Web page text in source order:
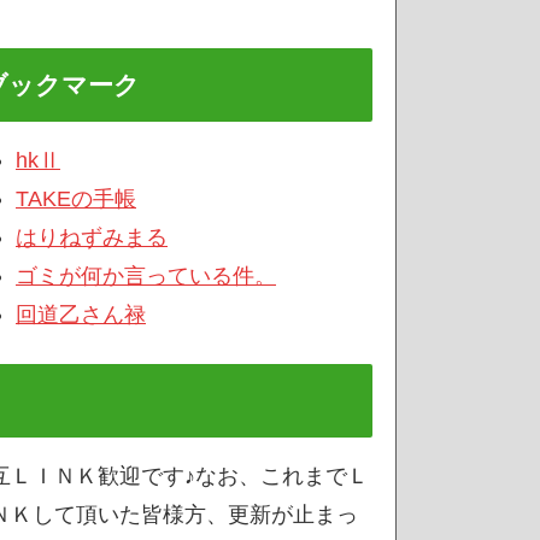
ックマーク
hkⅡ
TAKEの手帳
はりねずみまる
ゴミが何か言っている件。
回道乙さん禄
ＬＩＮＫ歓迎です♪なお、これまでＬ
Ｋして頂いた皆様方、更新が止まっ